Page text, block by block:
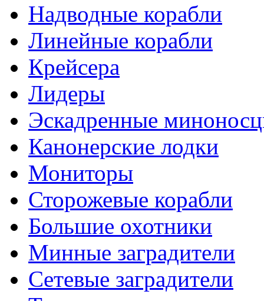
Надводные корабли
Линейные корабли
Крейсера
Лидеры
Эскадренные
Канонерские лодки
Мониторы
Сторожевые корабли
Большие охотники
Минные заградители
Сетевые заградители